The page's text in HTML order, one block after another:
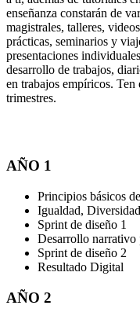
enseñanza constarán de
magistrales, talleres,
prácticas, seminarios y
presentaciones
desarrollo de trabajos,
en trabajos empíricos. Ten
trimestres.
AÑO 1
Principios básicos
Igualdad,
Sprint de diseño 1
Desarrollo narrativo
Sprint de diseño 2
Resultado Digital
AÑO 2